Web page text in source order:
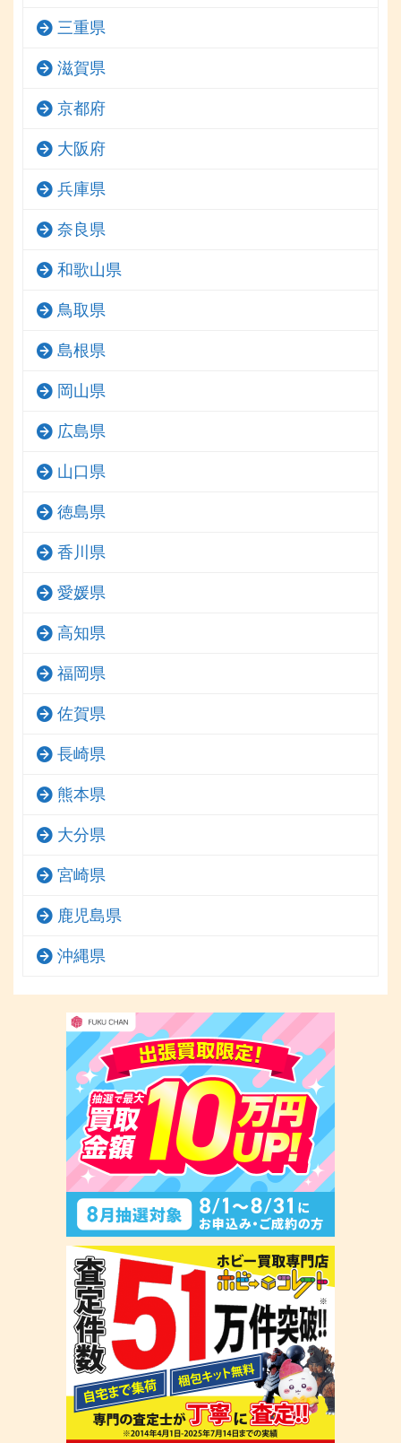
三重県
滋賀県
京都府
大阪府
兵庫県
奈良県
和歌山県
鳥取県
島根県
岡山県
広島県
山口県
徳島県
香川県
愛媛県
高知県
福岡県
佐賀県
長崎県
熊本県
大分県
宮崎県
鹿児島県
沖縄県